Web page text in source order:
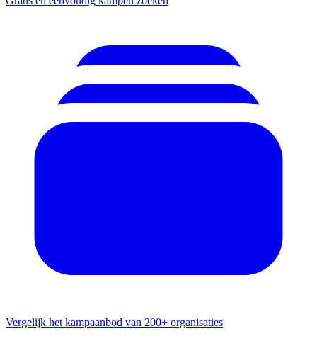
Vergelijk het kampaanbod van 200+ organisaties